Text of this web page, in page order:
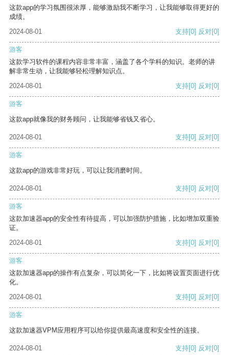
这款app的学习氛围很浓厚，能够激励我不断学习，让我能够取得更好的
成绩。
2024-08-01
支持[0] 反对[0]
游客
这款学习软件的课程内容非常丰富，涵盖了各个学科的知识。老师的讲
解非常生动，让我能够轻松理解知识点。
2024-08-01
支持[0] 反对[0]
游客
这款app就像我的财务顾问，让我能够省钱又省心。
2024-08-01 支持[0] 反对[0]
游客
这款app的游戏非常好玩，可以让我消磨时间。
2024-08-01 支持[0] 反对[0]
游客
这款加速器app的安全性有待提高，可以加强防护措施，比如增加双重验
证。
2024-08-01
支持[0] 反对[0]
游客
这款加速器app的操作有点复杂，可以简化一下，比如将设置页面进行优
化。
2024-08-01
支持[0] 反对[0]
游客
这款加速器VPM应用程序可以给你提供最高速度和安全性的连接。
2024-08-01 支持[0] 反对[0]